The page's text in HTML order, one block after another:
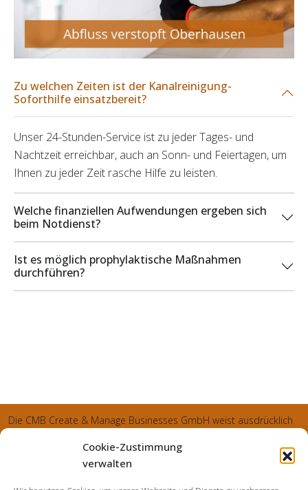
Cookie-Zustimmung
verwalten
Zu welchen Zeiten ist der Kanalreinigung-
Soforthilfe einsatzbereit?
Unser 24-Stunden-Service ist zu jeder Tages- und
Nachtzeit erreichbar, auch an Sonn- und Feiertagen, um
Ihnen zu jeder Zeit rasche Hilfe zu leisten.
Welche finanziellen Aufwendungen ergeben sich
beim Notdienst?
Ist es möglich prophylaktische Maßnahmen
durchführen?
Die CMB Create & Manage Businesses GmbH weist ausdrücklich
und sämtliche generierte Aufträge an die SecuPart GmbH